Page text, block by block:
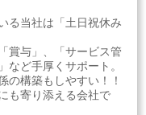
る当社は「土日祝休み
賞与」、「サービス管
など手厚くサポート。
の構築もしやすい！！
も寄り添える会社で